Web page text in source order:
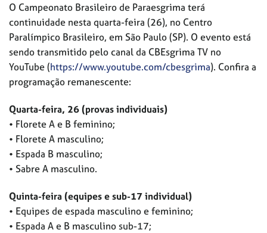
O Campeonato Brasileiro de Paraesgrima terá
continuidade nesta quarta-feira (26), no Centro
Paralímpico Brasileiro, em São Paulo (SP). O evento está
sendo transmitido pelo canal da CBEsgrima TV no
YouTube (https://www.youtube.com/cbesgrima). Confira a
programação remanescente:
Quarta-feira, 26 (provas individuais)
• Florete A e B feminino;
• Florete A masculino;
• Espada B masculino;
• Sabre A masculino.
Quinta-feira (equipes e sub-17 individual)
• Equipes de espada masculino e feminino;
• Espada A e B masculino sub-17;